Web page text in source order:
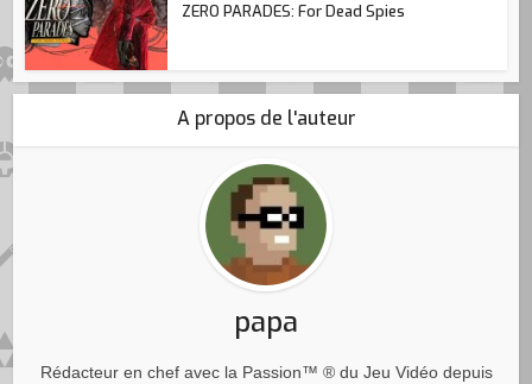
ZERO PARADES: For Dead Spies
A propos de l'auteur
papa
Rédacteur en chef avec la Passion™ ® du Jeu Vidéo depuis